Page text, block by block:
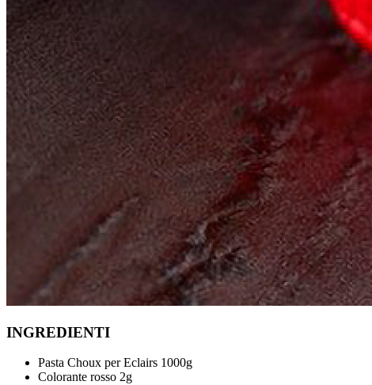
INGREDIENTI
Pasta Choux per Eclairs 1000g
Colorante rosso 2g